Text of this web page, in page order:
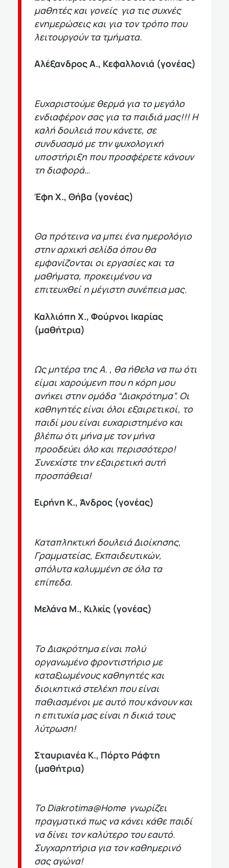
μαθητές και γονείς για τις συχνές
ενημερώσεις και για τον τρόπο που
λειτουργούν τα τμήματα.
Αλέξανδρος Α., Κεφαλλονιά (γονέας)
Ευχαριστούμε θερμά για το μεγάλο
ενδιαφέρον σας για τα παιδιά μας!!! Η
καλή δουλειά που κάνετε, σε
συνδυασμό με την ψυχολογική
υποστήριξη που προσφέρετε κάνουν
τη διαφορά…
Έφη Χ., Θήβα (γονέας)
Θα πρότεινα να μπει ένα ημερολόγιο
στην αρχική σελίδα όπου θα
εμφανίζονται οι εργασίες και τα
μαθήματα, προκειμένου να
επιτευχθεί η μέγιστη συνέπεια μας.
Καλλιόπη Χ., Φούρνοι Ικαρίας
(μαθήτρια)
Ως μητέρα της Α. , θα ήθελα να πω ότι
είμαι χαρούμενη που η κόρη μου
ανήκει στην ομάδα “Διακρότημα”. Οι
καθηγητές είναι όλοι εξαιρετικοί, το
παιδί μου είναι ευχαριστημένο και
βλέπω ότι μήνα με τον μήνα
προοδεύει όλο και περισσότερο!
Συνεχίστε την εξαιρετική αυτή
προσπάθεια!
Ειρήνη Κ., Άνδρος (γονέας)
Καταπληκτική δουλειά Διοίκησης,
Γραμματείας, Εκπαιδευτικών,
απόλυτα καλυμμένη σε όλα τα
επίπεδα.
Μελάνα Μ., Κιλκίς (γονέας)
Το Διακρότημα είναι πολύ
οργανωμένο φροντιστήριο με
καταξιωμένους καθηγητές και
διοικητικά στελέχη που είναι
παθιασμένοι με αυτό που κάνουν και
η επιτυχία μας είναι η δικιά τους
λύτρωση!
Σταυριανέα Κ., Πόρτο Ράφτη
(μαθήτρια)
Το Diakrotima@Home γνωρίζει
πραγματικά πως να κάνει κάθε παιδί
να δίνει τον καλύτερο του εαυτό.
Συγχαρητήρια για τον καθημερινό
σας αγώνα!